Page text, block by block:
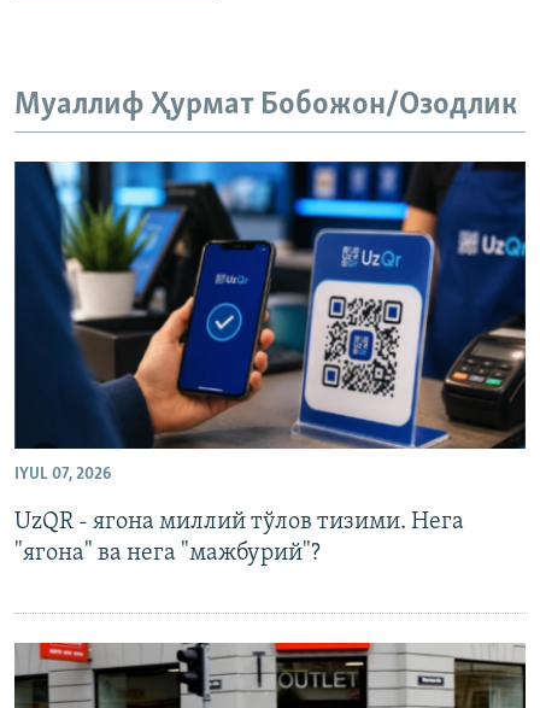
Муаллиф Ҳурмат Бобожон/Озодлик
IYUL 07, 2026
UzQR - ягона миллий тўлов тизими. Нега
"ягона" ва нега "мажбурий"?